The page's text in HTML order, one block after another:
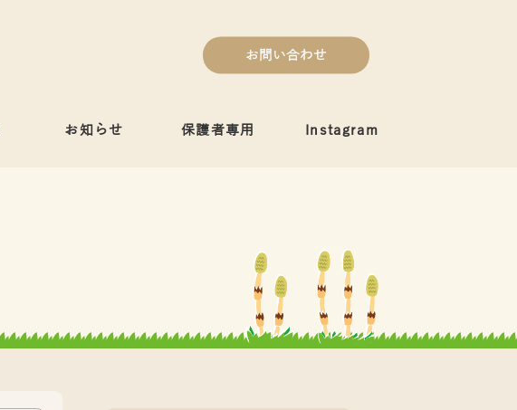
お問い合わせ
お知らせ 保護者専用 Instagram